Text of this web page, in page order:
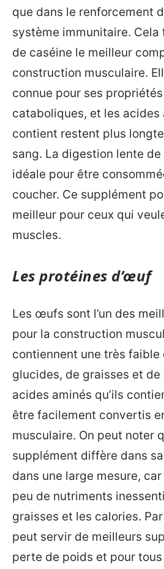
que dans le renforcement
système immunitaire. Cela
de caséine le meilleur
construction musculaire.
connue pour ses
cataboliques, et les acides
contient restent plus
sang. La digestion lente
idéale pour être
coucher. Ce supplément
meilleur pour ceux qui
muscles.
Les protéines d’œuf
Les œufs sont l’un des
pour la construction
contiennent une très faible
glucides, de graisses et de
acides aminés qu’ils
être facilement convertis
musculaire. On peut noter
supplément diffère dans
dans une large mesure,
peu de nutriments
graisses et les calories.
peut servir de meilleurs
perte de poids et pour